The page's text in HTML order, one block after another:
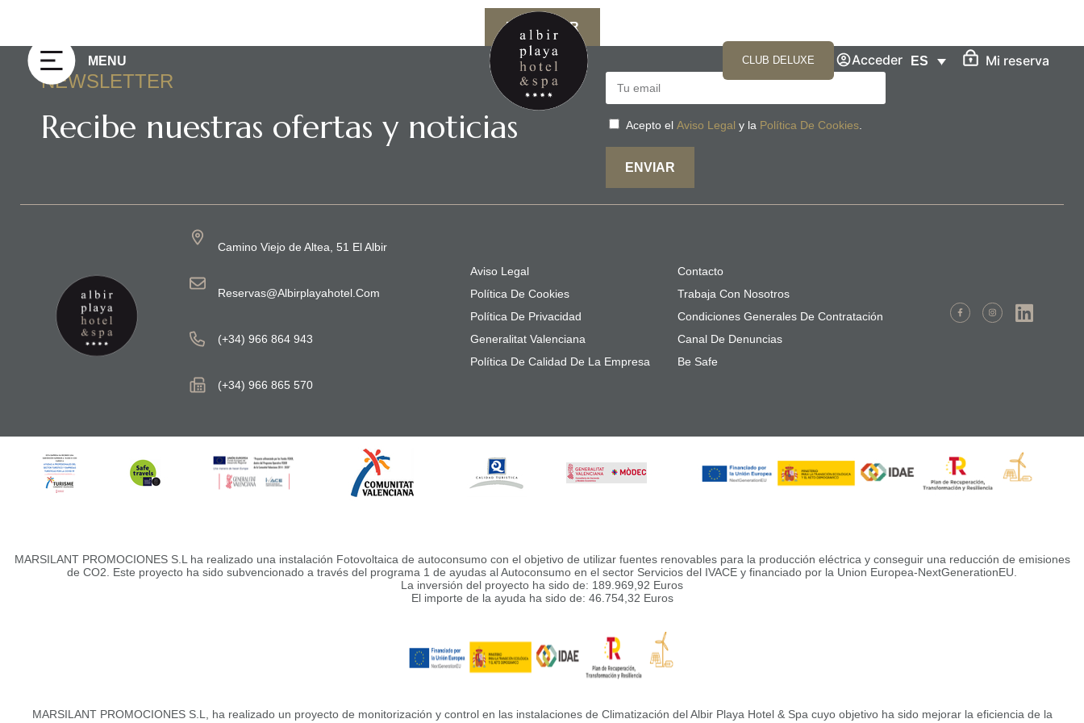
MENU CLUB DELUXE Acceder ES Mi reserva
RESERVAR
NEWSLETTER
Recibe nuestras ofertas y noticias Acepto el Aviso Legal y la Política De Cookies.
ENVIAR
Camino Viejo de Altea, 51 El Albir
Reservas@albirplayahotel.com
(+34) 966 864 943
(+34) 966 865 570
Aviso Legal
Política De Cookies
Política De Privacidad
Generalitat Valenciana
Política De Calidad De La Empresa
Contacto
Trabaja Con Nosotros
Condiciones Generales De Contratación
Canal De Denuncias
Be Safe
MARSILANT PROMOCIONES S.L ha realizado una instalación Fotovoltaica de autoconsumo con el objetivo de utilizar fuentes renovables para la producción eléctrica y conseguir una reducción de emisiones
de CO2. Este proyecto ha sido subvencionado a través del programa 1 de ayudas al Autoconsumo en el sector Servicios del IVACE y financiado por la Union Europea-NextGenerationEU.
La inversión del proyecto ha sido de: 189.969,92 Euros
El importe de la ayuda ha sido de: 46.754,32 Euros
MARSILANT PROMOCIONES S.L, ha realizado un proyecto de monitorización y control en las instalaciones de Climatización del Albir Playa Hotel & Spa cuyo objetivo ha sido mejorar la eficiencia de la